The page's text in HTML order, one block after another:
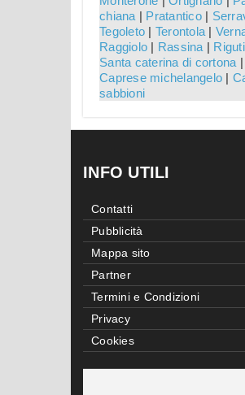
chiana | Pratantico|
Tegoleto | Terontola |
Raggiolo | Rassina |
Santa caterina di cortona |
Caprese michelangelo |
sabbioni
INFO UTILI
Contatti
Pubblicità
Mappa sito
Partner
Termini e Condizioni
Privacy
Cookies